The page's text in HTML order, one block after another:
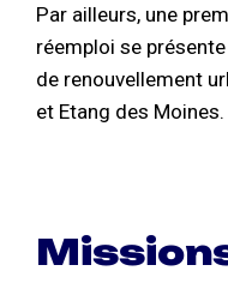
Par ailleurs, une
réemploi se
de renouvellement
et Etang des Moines.